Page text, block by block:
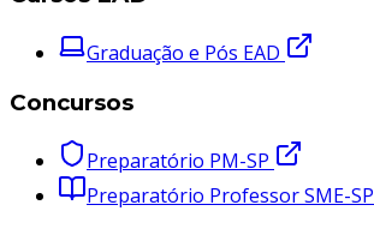
Graduação e Pós EAD
Concursos
Preparatório PM-SP
Preparatório Professor SME-SP